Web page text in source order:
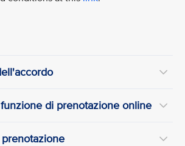
di prenotazione online